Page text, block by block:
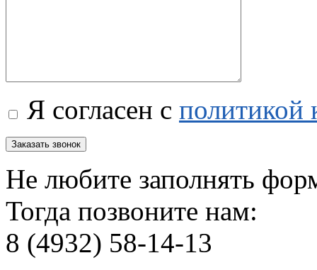
Я согласен с политикой
Не любите заполнять
Тогда позвоните нам:
8 (4932) 58-14-13